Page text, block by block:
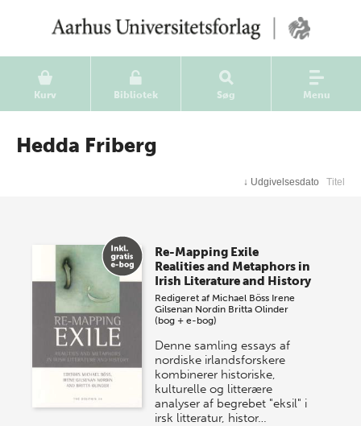
Kurv Bibliotek Søg Menu
Hedda Friberg
↓ Udgivelsesdato Titel
Re-Mapping Exile
Realities and Metaphors in
Irish Literature and History
Redigeret af Michael Böss Irene
Gilsenan Nordin Britta Olinder
(bog + e-bog)
Denne samling essays af
nordiske irlandsforskere
kombinerer historiske,
kulturelle og litterære
analyser af begrebet "eksil" i
irsk litteratur, histor…